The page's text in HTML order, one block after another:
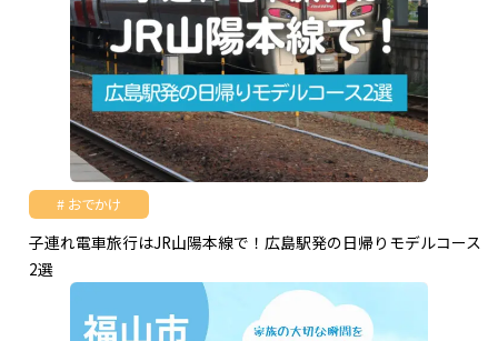
おでかけ
子連れ電車旅行はJR山陽本線で！広島駅発の日帰りモデルコース
2選